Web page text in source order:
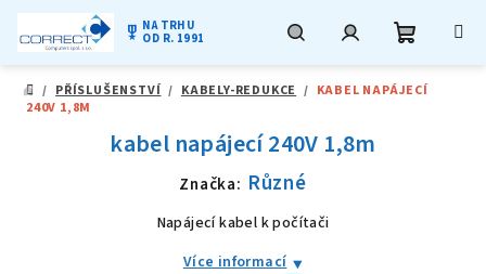
obsah
military_tech NA TRHU
OD R. 1991
DOMŮ
/ PŘÍSLUŠENSTVÍ / KABELY-REDUKCE / KABEL NAPÁJECÍ
240V 1,8M
kabel napájecí 240V 1,8m
Značka: Různé
Napájecí kabel k počítači
Více informací